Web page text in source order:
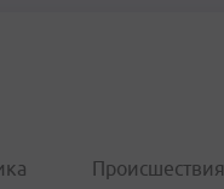
Происшествия